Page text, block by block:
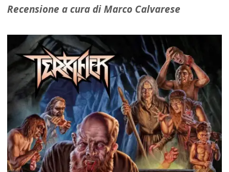
Recensione a cura di Marco Calvarese